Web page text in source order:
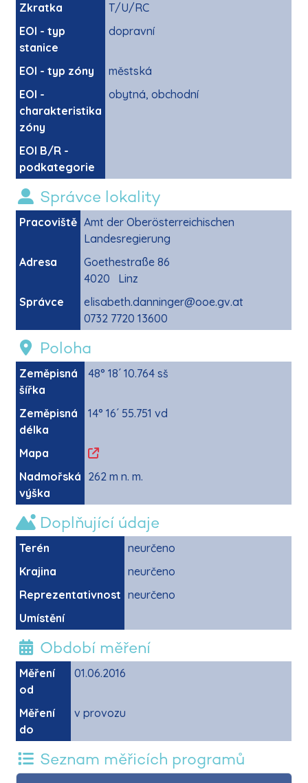
Zkratka
T/U/RC
EOI - typ
stanice
dopravní
EOI - typ zóny
městská
EOI -
charakteristika
zóny
obytná, obchodní
EOI B/R -
podkategorie
Správce lokality
Pracoviště Amt der Oberösterreichischen
Landesregierung
Adresa
Goethestraße 86
4020 Linz
Správce
elisabeth.danninger@ooe.gv.at
0732 7720 13600
Poloha
Zeměpisná
šířka
48° 18´ 10.764 sš
Zeměpisná
délka
14° 16´ 55.751 vd
Mapa
Nadmořská
výška
262 m n. m.
Doplňující údaje
Terén
neurčeno
Krajina
neurčeno
Reprezentativnost neurčeno
Umístění
Období měření
Měření
od
01.06.2016
Měření
do
v provozu
Seznam měřicích programů